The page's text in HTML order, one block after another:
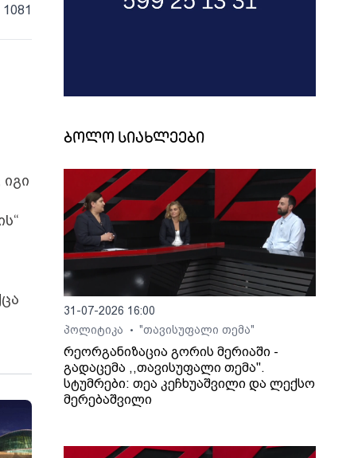
ბოლო სიახლეები
31-07-2026 16:00
პოლიტიკა
• "თავისუფალი თემა"
რეორგანიზაცია გორის მერიაში -
გადაცემა ,,თავისუფალი თემა".
სტუმრები: თეა კეჩხუაშვილი და ლექსო
მერებაშვილი